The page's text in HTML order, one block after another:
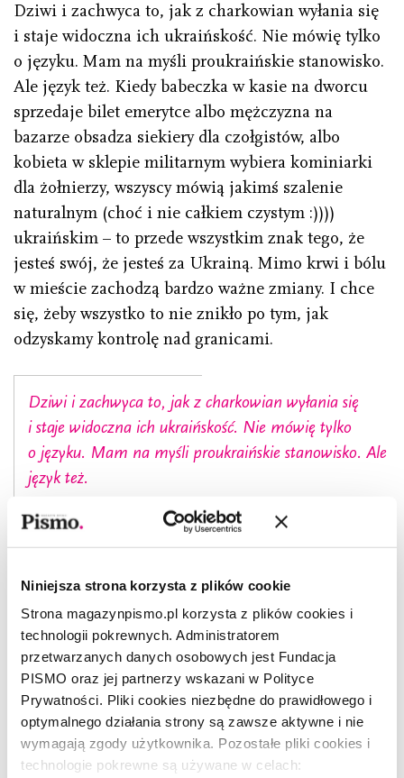
Niniejsza strona korzysta z plików cookie
Strona magazynpismo.pl korzysta z plików cookies i
technologii pokrewnych. Administratorem
przetwarzanych danych osobowych jest Fundacja
PISMO oraz jej partnerzy wskazani w Polityce
Prywatności. Pliki cookies niezbędne do prawidłowego i
optymalnego działania strony są zawsze aktywne i nie
wymagają zgody użytkownika. Pozostałe pliki cookies i
technologie pokrewne są używane w celach:
Dziwi i zachwyca to, jak z charkowian wyłania się
i staje widoczna ich ukraińskość. Nie mówię tylko
o języku. Mam na myśli proukraińskie stanowisko.
Ale język też. Kiedy babeczka w kasie na dworcu
sprzedaje bilet emerytce albo mężczyzna na
bazarze obsadza siekiery dla czołgistów, albo
kobieta w sklepie militarnym wybiera kominiarki
dla żołnierzy, wszyscy mówią jakimś szalenie
naturalnym (choć i nie całkiem czystym :))))
ukraińskim – to przede wszystkim znak tego, że
jesteś swój, że jesteś za Ukrainą. Mimo krwi i bólu
w mieście zachodzą bardzo ważne zmiany. I chce
się, żeby wszystko to nie znikło po tym, jak
odzyskamy kontrolę nad granicami.
Dziwi i zachwyca to, jak z charkowian wyłania się
i staje widoczna ich ukraińskość. Nie mówię tylko
o języku. Mam na myśli proukraińskie stanowisko. Ale
język też.
Przykro też jest myśleć, jak wiele straciliśmy czasu
i zasobów przez ostatnie 30 lat. Przecież wszystkie
te kobiety i mężczyźni urodzili się tu – jako
stać procentami w czyichś grach wyborczych.
Pozostaje mieć nadzieję, że cały ten dzisiejszy
rozłam czegoś jednak nauczy. Odpoczywajcie,
drodzy bracia i siostry. Jutro obudzimy się jeszcze
jeden dzień bliżej naszego zwycięstwa. (…)